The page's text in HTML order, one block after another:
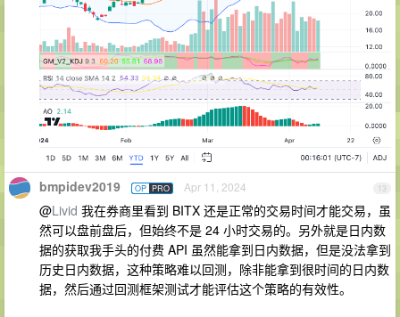
13
bmpidev2019 OP PRO Apr 11, 2024
@Livid 我在券商里看到 BITX 还是正常的交易时间才能交易，虽
然可以盘前盘后，但始终不是 24 小时交易的。另外就是日内数
据的获取我手头的付费 API 虽然能拿到日内数据，但是没法拿到
历史日内数据，这种策略难以回测，除非能拿到很时间的日内数
据，然后通过回测框架测试才能评估这个策略的有效性。